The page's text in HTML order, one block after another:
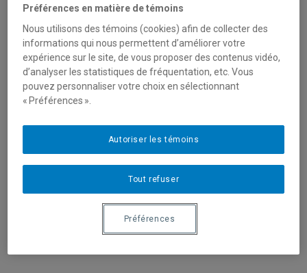
ARTICLE SCIENTIFIQUE
Territorialité : ampleur, complexité et
variabilité des entendements et usages d’un
concept-clé de la géographie
Mario Bédard| professeur - Géographie UQAM
RevueCahiers de géographie du Québec
Volume 67, numéro 188, septembre 2022, p. 201-217
Ce numéro des Cahiers de géographie du Québec a été publié à l'été
Préférences en matière de témoins
Nous utilisons des témoins (cookies) afin de collecter des
informations qui nous permettent d’améliorer votre
expérience sur le site, de vous proposer des contenus vidéo,
d’analyser les statistiques de fréquentation, etc. Vous
pouvez personnaliser votre choix en sélectionnant
« Préférences ».
Tout refuser
Autoriser les témoins
Préférences